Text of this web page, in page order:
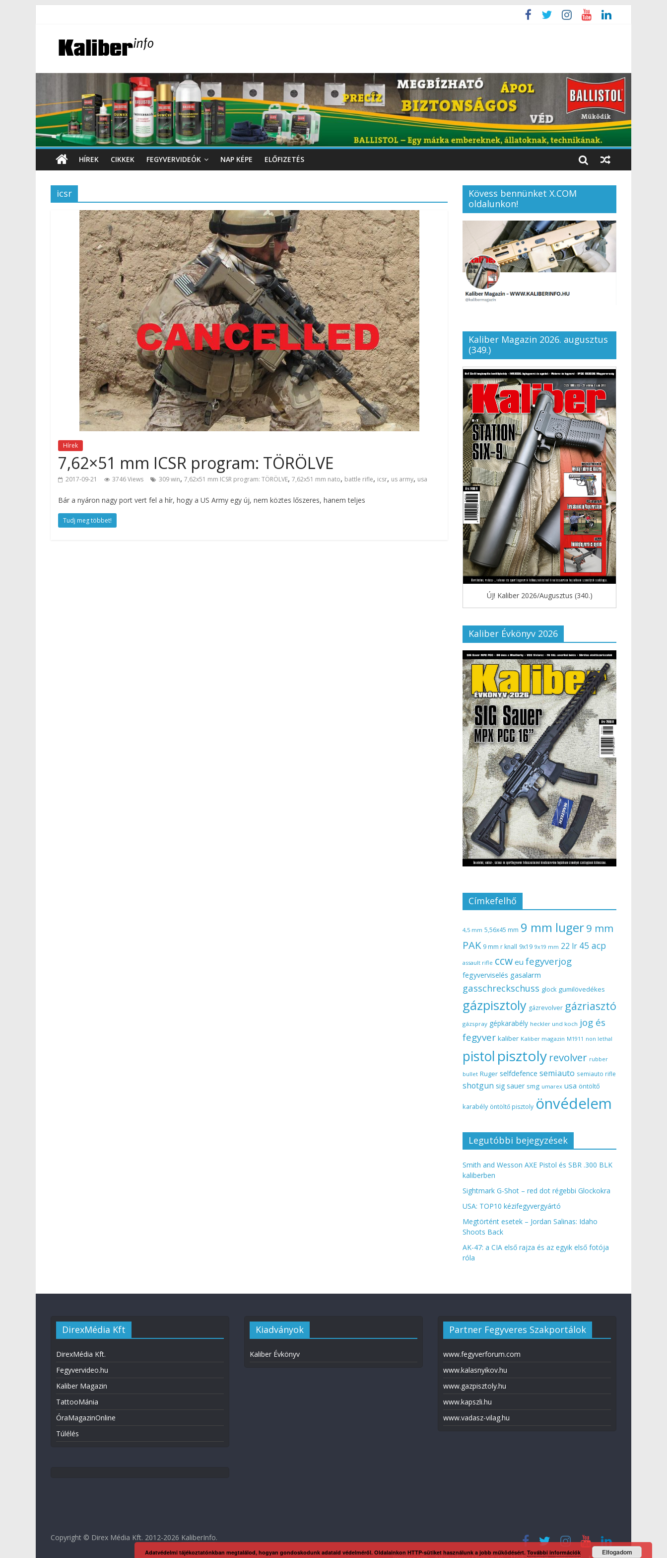
HÍREK CIKKEK FEGYVERVIDEÓK NAP KÉPE ELŐFIZETÉS
icsr
Hírek
7,62×51 mm ICSR program: TÖRÖLVE
2017-09-21 3746 Views 309 win, 7,62x51 mm ICSR program: TÖRÖLVE, 7,62x51 mm nato, battle rifle, icsr, us army, usa
Bár a nyáron nagy port vert fel a hír, hogy a US Army egy új, nem köztes lőszeres, hanem teljes
Tudj meg többet!
Kövess bennünket X.COM
oldalunkon!
Kaliber Magazin 2026. augusztus
(349.)
ÚJ! Kaliber 2026/Augusztus (340.)
Kaliber Évkönyv 2026
Címkefelhő
4,5 mm 5,56x45 mm 9 mm luger9 mm
PAK 9 mm r knall 9x19 9x19 mm 22 lr 45 acp
assault rifle ccw eu fegyverjog
fegyverviselés gasalarm
gasschreckschuss glock gumilövedékes
gázpisztoly gázrevolver gázriasztó
gázspray gépkarabély heckler und koch jog és
fegyver kaliber Kaliber magazin M1911 non lethal
pistol pisztoly revolver rubber
bullet Ruger selfdefence semiauto semiauto rifle
shotgun sig sauer smg umarex usa öntöltő
karabély öntöltő pisztoly önvédelem
Legutóbbi bejegyzések
Smith and Wesson AXE Pistol és SBR .300 BLK
kaliberben
Sightmark G-Shot – red dot régebbi Glockokra
USA: TOP10 kézifegyvergyártó
Megtörtént esetek – Jordan Salinas: Idaho
Shoots Back
AK-47: a CIA első rajza és az egyik első fotója
róla
DirexMédia Kft
DirexMédia Kft.
Fegyvervideo.hu
Kaliber Magazin
TattooMánia
ÓraMagazinOnline
Túlélés
Kiadványok
Kaliber Évkönyv
Partner Fegyveres Szakportálok
www.fegyverforum.com
www.kalasnyikov.hu
www.gazpisztoly.hu
www.kapszli.hu
www.vadasz-vilag.hu
Copyright © Direx Média Kft. 2012-2026 KaliberInfo.
Adatvédelmi tájékoztatónkban megtalálod, hogyan gondoskodunk adataid védelméről. Oldalainkon HTTP-sütiket használunk a jobb működésért. További információk Elfogadom